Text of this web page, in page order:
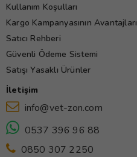
Kullanım Koşulları
Kargo Kampanyasının Avantajları
Satıcı Rehberi
Güvenli Ödeme Sistemi
Satışı Yasaklı Ürünler
İletişim
info@vet-zon.com
0537 396 96 88
0850 307 2250